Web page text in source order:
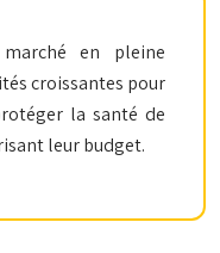
marché en pleine
croissantes pour
la santé de
leur budget.